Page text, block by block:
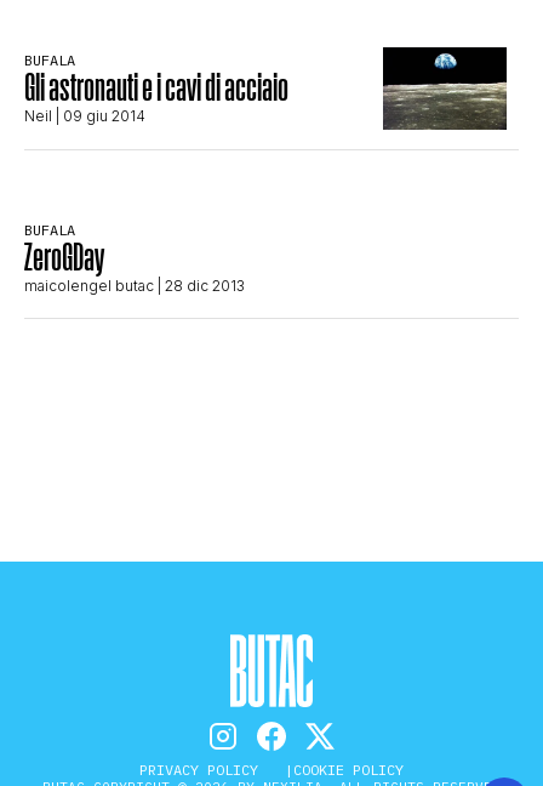
BUFALA
Gli astronauti e i cavi di acciaio
Neil | 09 giu 2014
BUFALA
ZeroGDay
maicolengel butac | 28 dic 2013
PRIVACY POLICY COOKIE POLICY